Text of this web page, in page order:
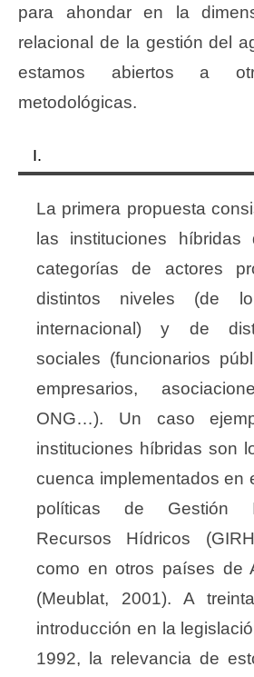
para ahondar en la
relacional de la gestión del
estamos abiertos a
metodológicas.
I.
La primera propuesta
las instituciones
categorías de actores
distintos niveles (de
internacional) y de
sociales (funcionarios
empresarios,
ONG…). Un caso
instituciones híbridas son
cuenca implementados en
políticas de Gestión
Recursos Hídricos
como en otros países de
(Meublat, 2001). A
introducción en la
1992, la relevancia de